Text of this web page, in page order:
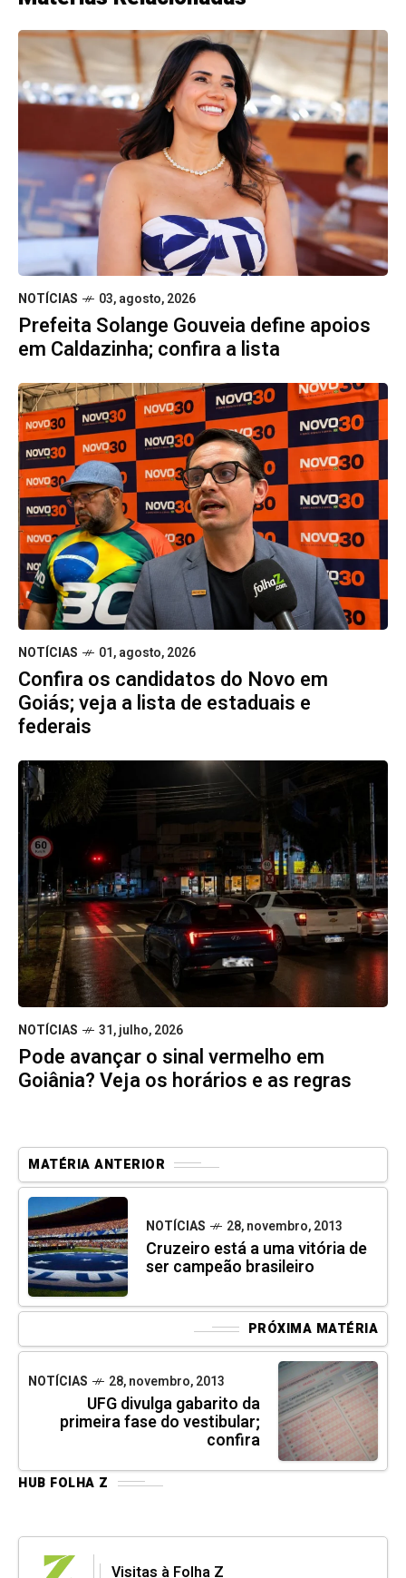
NOTÍCIAS 03, agosto, 2026
Prefeita Solange Gouveia define apoios
em Caldazinha; confira a lista
NOTÍCIAS 01, agosto, 2026
Confira os candidatos do Novo em
Goiás; veja a lista de estaduais e
federais
NOTÍCIAS 31, julho, 2026
Pode avançar o sinal vermelho em
Goiânia? Veja os horários e as regras
MATÉRIA ANTERIOR
NOTÍCIAS 28, novembro, 2013
Cruzeiro está a uma vitória de
ser campeão brasileiro
PRÓXIMA MATÉRIA
NOTÍCIAS 28, novembro, 2013
UFG divulga gabarito da
primeira fase do vestibular;
confira
HUB FOLHA Z
Visitas à Folha Z